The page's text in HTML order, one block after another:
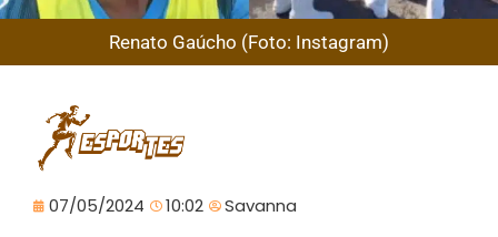
Renato Gaúcho (Foto: Instagram)
07/05/2024 10:02 Savanna